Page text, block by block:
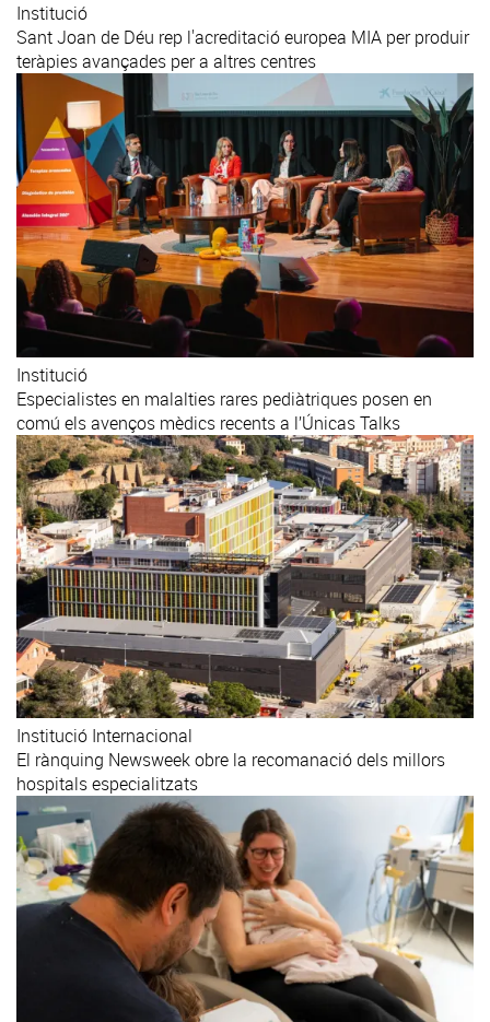
Institució
Sant Joan de Déu rep l'acreditació europea MIA per produir
teràpies avançades per a altres centres
Institució
Especialistes en malalties rares pediàtriques posen en
comú els avenços mèdics recents a l’Únicas Talks
Institució Internacional
El rànquing Newsweek obre la recomanació dels millors
hospitals especialitzats